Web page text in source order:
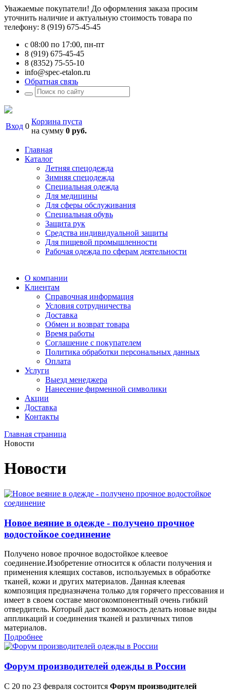
Уважаемые покупатели! До оформления заказа просим
уточнить наличие и актуальную стоимость товара по
телефону: 8 (919) 675-45-45
с 08:00 по 17:00, пн-пт
8 (919) 675-45-45
8 (8352) 75-55-10
info@spec-etalon.ru
Обратная связь
Вход 0
Корзина пуста
на сумму 0 руб.
Главная
Каталог
Летняя спецодежда
Зимняя спецодежда
Специальная одежда
Для медицины
Для сферы обслуживания
Специальная обувь
Защита рук
Средства индивидуальной защиты
Для пищевой промышленности
Рабочая одежда по сферам деятельности
О компании
Клиентам
Справочная информация
Условия сотрудничества
Доставка
Обмен и возврат товара
Время работы
Соглашение с покупателем
Политика обработки персональных данных
Оплата
Услуги
Выезд менеджера
Нанесение фирменной символики
Акции
Доставка
Контакты
Главная страница
Новости
Новости
Новое веяние в одежде - получено прочное
водостойкое соединение
Получено новое прочное водостойкое клеевое
соединение.Изобретение относится к области получения и
применения клеящих составов, используемых в обработке
тканей, кожи и других материалов. Данная клеевая
композиция предназначена только для горячего прессования и
имеет в своем составе многокомпонентный очень гибкий
отвердитель. Который даст возможность делать новые виды
аппликаций и соединения тканей и различных типов
материалов.
Подробнее
Форум производителей одежды в России
С 20 по 23 февраля состоится Форум производителей